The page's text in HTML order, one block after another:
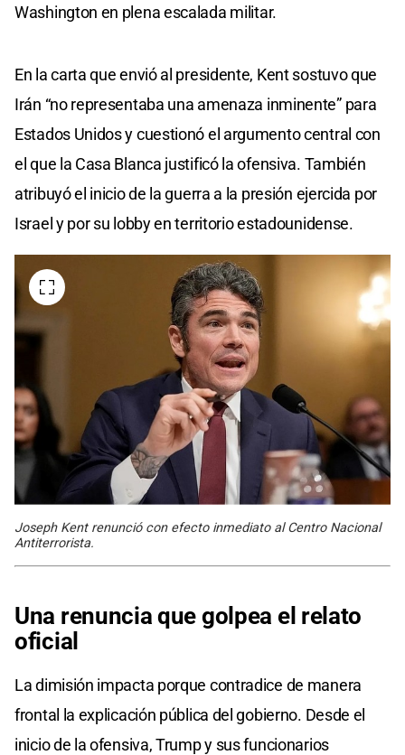
Washington en plena escalada militar.
En la carta que envió al presidente, Kent sostuvo que
Irán “no representaba una amenaza inminente” para
Estados Unidos y cuestionó el argumento central con
el que la Casa Blanca justificó la ofensiva. También
atribuyó el inicio de la guerra a la presión ejercida por
Israel y por su lobby en territorio estadounidense.
Joseph Kent renunció con efecto inmediato al Centro Nacional
Antiterrorista.
Una renuncia que golpea el relato
oficial
La dimisión impacta porque contradice de manera
frontal la explicación pública del gobierno. Desde el
inicio de la ofensiva, Trump y sus funcionarios